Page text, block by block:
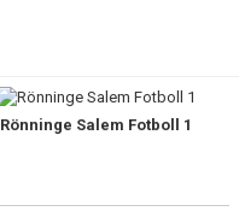
Rönninge Salem Fotboll 1